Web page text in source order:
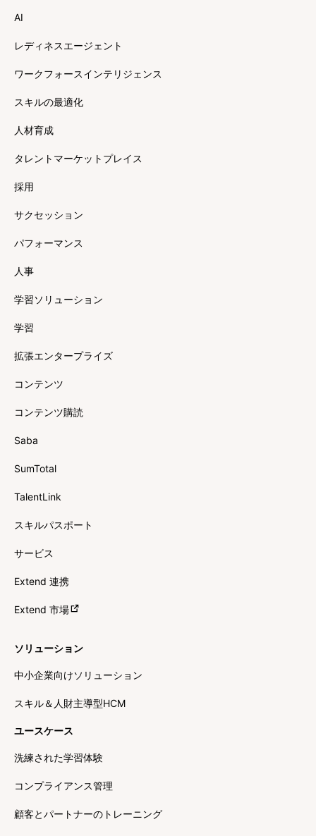
AI
レディネスエージェント
ワークフォースインテリジェンス
スキルの最適化
人材育成
タレントマーケットプレイス
採用
サクセッション
パフォーマンス
人事
学習ソリューション
学習
拡張エンタープライズ
コンテンツ
コンテンツ購読
Saba
SumTotal
TalentLink
スキルパスポート
サービス
Extend 連携
Extend 市場
ソリューション
中小企業向けソリューション
スキル＆人財主導型HCM
ユースケース
洗練された学習体験
コンプライアンス管理
顧客とパートナーのトレーニング